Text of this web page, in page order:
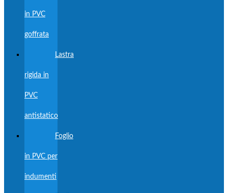
in PVC
goffrata
Lastra
rigida in
PVC
antistatico
Foglio
in PVC per
indumenti